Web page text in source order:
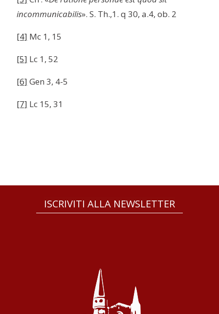
incommunicabilis». S. Th.,1. q 30, a.4, ob. 2
[4] Mc 1, 15
[5] Lc 1, 52
[6] Gen 3, 4-5
[7] Lc 15, 31
ISCRIVITI ALLA NEWSLETTER